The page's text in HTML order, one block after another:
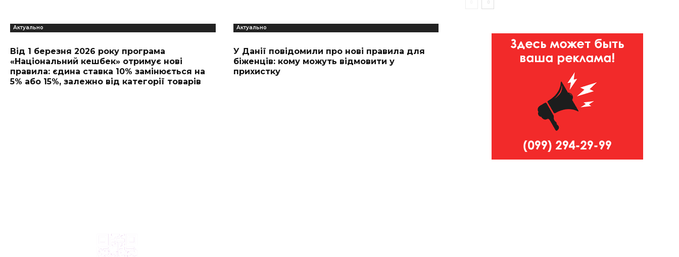
Актуально
Від 1 березня 2026 року програма
«Національний кешбек» отримує нові
правила: єдина ставка 10% замінюється на
5% або 15%, залежно від категорії товарів
Актуально
У Данії повідомили про нові правила для
біженців: кому можуть відмовити у
прихистку